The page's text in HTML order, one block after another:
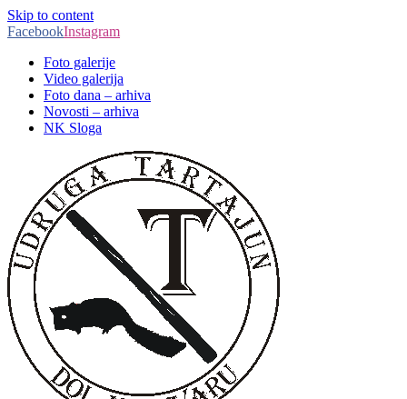
Skip to content
FacebookInstagram
Foto galerije
Video galerija
Foto dana – arhiva
Novosti – arhiva
NK Sloga